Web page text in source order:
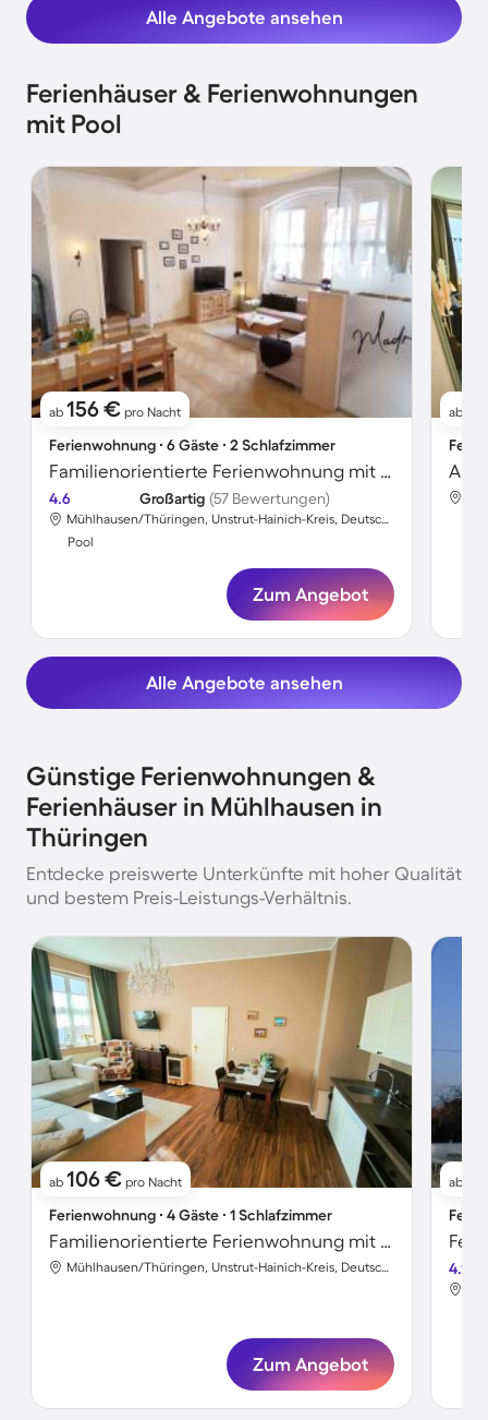
Alle Angebote ansehen
Ferienhäuser & Ferienwohnungen
mit Pool
ab 156 € pro Nacht
Ferienwohnung ∙ 6 Gäste ∙ 2 Schlafzimmer
Familienorientierte Ferienwohnung mit Garten, Grill und Pool | Hunde erlaubt
4.6 Großartig (57 Bewertungen)
Mühlhausen/Thüringen, Unstrut-Hainich-Kreis, Deutschland
Pool
Zum Angebot
ab
Alle Angebote ansehen
Günstige Ferienwohnungen &
Ferienhäuser in Mühlhausen in
Thüringen
Entdecke preiswerte Unterkünfte mit hoher Qualität
und bestem Preis-Leistungs-Verhältnis.
ab 106 € pro Nacht
Ferienwohnung ∙ 4 Gäste ∙ 1 Schlafzimmer
Familienorientierte Ferienwohnung mit beheiztem Pool | Gartenblick | Haustiere sind willkommen
Mühlhausen/Thüringen, Unstrut-Hainich-Kreis, Deutschland
Zum Angebot
ab
4.1